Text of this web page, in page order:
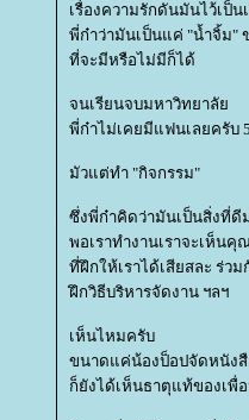
เรื่องความรักดันมันไว้เป็
พี่ก๋าว่ามันเป็นแค่ "น้ำจิ้ม"
ที่จะมีหรือไม่มีก็ได้
จนเรียนจบมหาวิทยาลั
พี่ก๋าไม่เคยมีแฟนเลยครับ
มัวแต่ทำ "กิจกรรม"
ซึ่งพี่ก๋าคิดว่ามันเป็นสิ่งที่ดี
พอเราทำงานเราจะเห็น
ที่ฝึกให้เราได้เสียสละ ร่ว
ฝึกวิธีบริหารจัดงาน ฯลฯ
เห็นไหมครับ
ขนาดแค่น้องป็อปจัดหนังสื
ก็ยังได้เห็นธาตุแท้ของเพื่